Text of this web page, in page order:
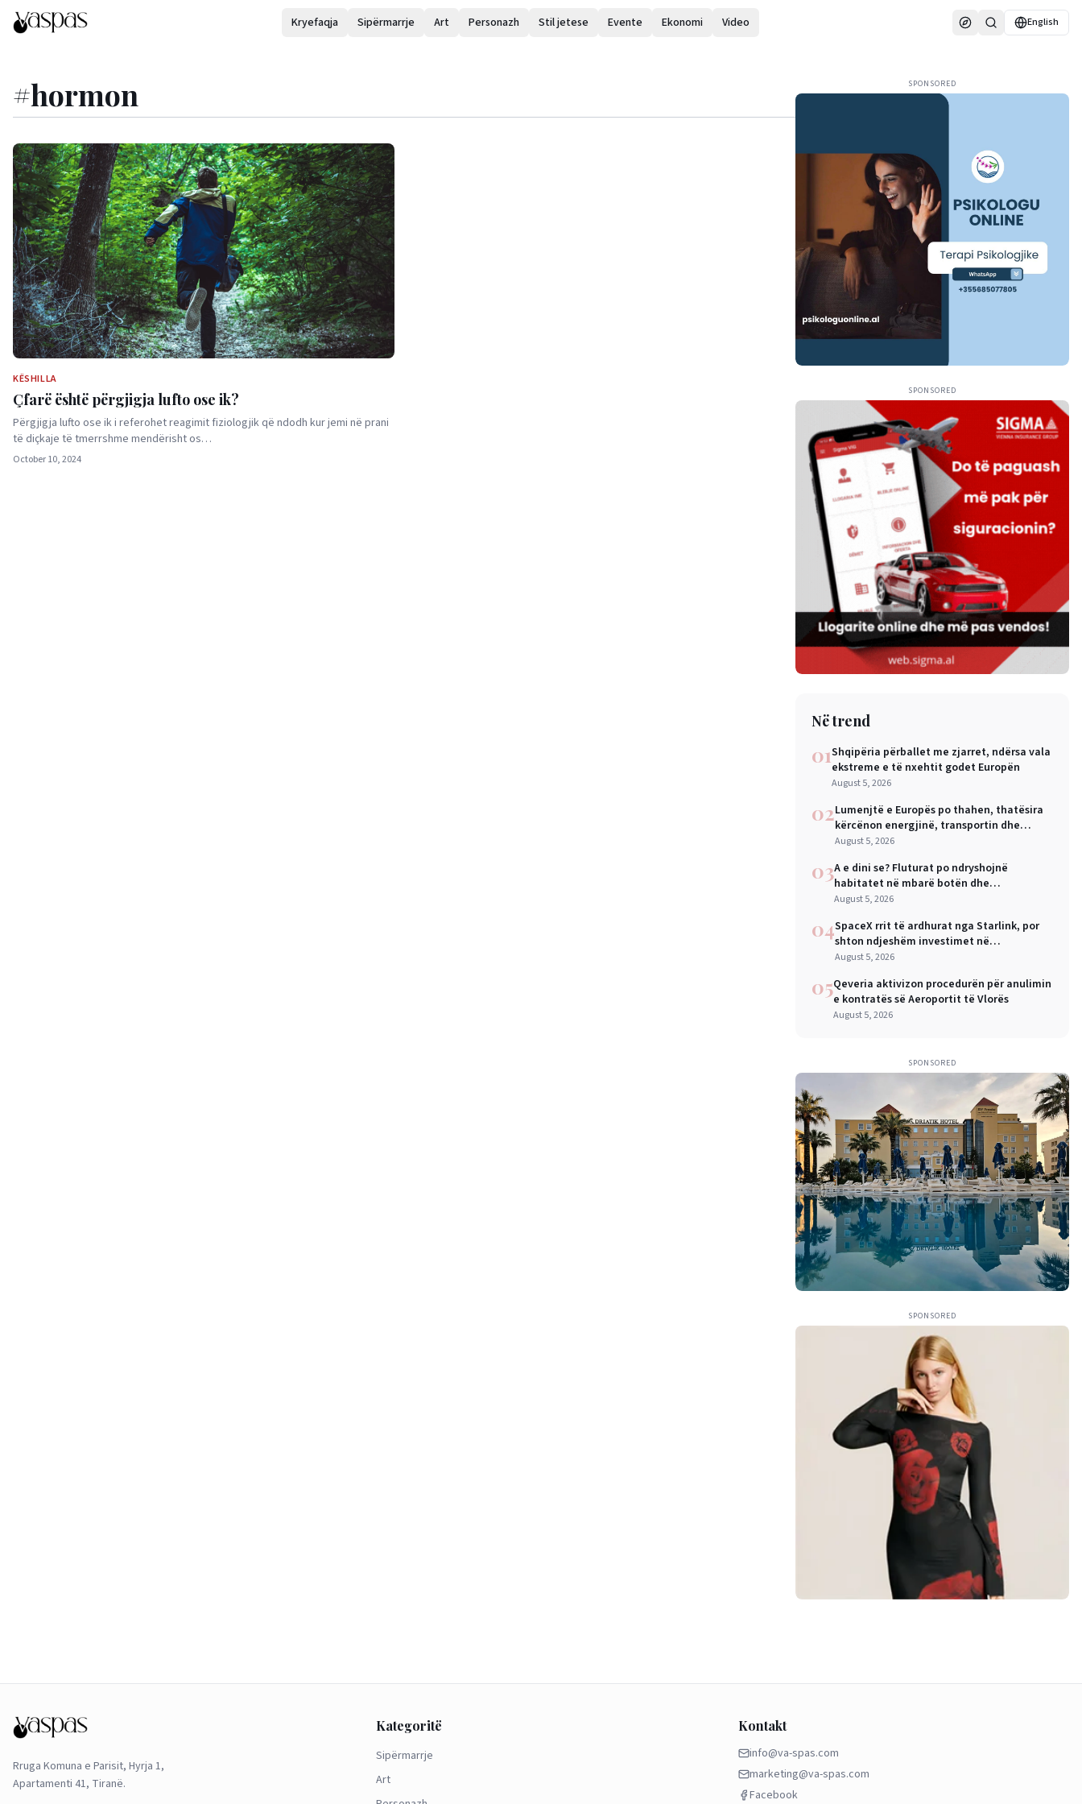
Kryefaqja Sipërmarrje Art Personazh Stil jetese Evente Ekonomi Video English
#hormon
KËSHILLA
Çfarë është përgjigja lufto ose ik?
Përgjigja lufto ose ik i referohet reagimit fiziologjik që ndodh kur jemi në prani
të diçkaje të tmerrshme mendërisht os…
October 10, 2024
SPONSORED
SPONSORED
Në trend
01Shqipëria përballet me zjarret, ndërsa vala
ekstreme e të nxehtit godet Europën
August 5, 2026
02Lumenjtë e Europës po thahen, thatësira
kërcënon energjinë, transportin dhe
industrinë
August 5, 2026
03A e dini se? Fluturat po ndryshojnë
habitatet në mbarë botën dhe
shkencëtarët e konsiderojnë këtë një
August 5, 2026
04SpaceX rrit të ardhurat nga Starlink, por
shton ndjeshëm investimet në
inteligjencën artificiale
August 5, 2026
05Qeveria aktivizon procedurën për anulimin
e kontratës së Aeroportit të Vlorës
August 5, 2026
SPONSORED
SPONSORED
Rruga Komuna e Parisit, Hyrja 1,
Apartamenti 41, Tiranë.
Kategoritë
Sipërmarrje
Art
Kontakt
info@va-spas.com
marketing@va-spas.com
Facebook